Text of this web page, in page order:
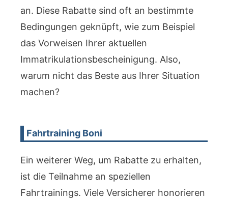
an. Diese Rabatte sind oft an bestimmte
Bedingungen geknüpft, wie zum Beispiel
das Vorweisen Ihrer aktuellen
Immatrikulationsbescheinigung. Also,
warum nicht das Beste aus Ihrer Situation
machen?
Fahrtraining Boni
Ein weiterer Weg, um Rabatte zu erhalten,
ist die Teilnahme an speziellen
Fahrtrainings. Viele Versicherer honorieren